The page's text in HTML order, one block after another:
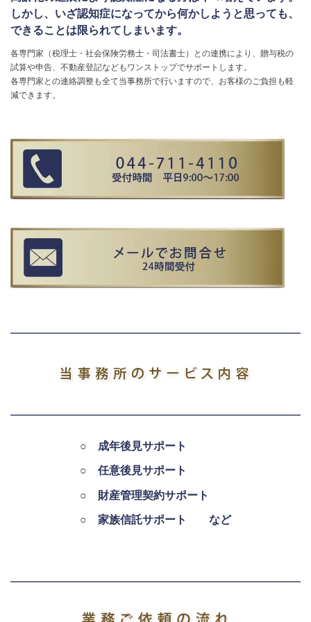
しかし、いざ認知症になってから何かしようと思っても、
できることは限られてしまいます。
各専門家（税理士・社会保険労務士・司法書士）との連携により、贈与税の
試算や申告、不動産登記などもワンストップでサポートします。
各専門家との連絡調整も全て当事務所で行いますので、お客様のご負担も軽
減できます。
○ 成年後見サポート
○ 任意後見サポート
○ 財産管理契約サポート
○ 家族信託サポート など